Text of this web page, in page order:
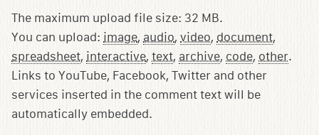
The maximum upload file size: 32 MB.
You can upload: image, audio, video, document,
spreadsheet, interactive, text, archive, code, other.
Links to YouTube, Facebook, Twitter and other
services inserted in the comment text will be
automatically embedded.